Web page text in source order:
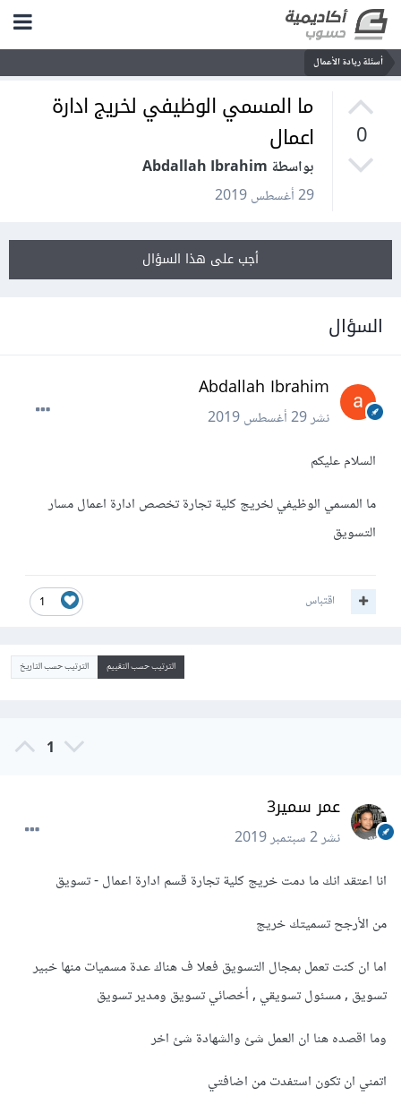
أسئلة ريادة الأعمال
0
ما المسمي الوظيفي لخريج ادارة
اعمال
بواسطة Abdallah Ibrahim
29 أغسطس 2019
أجب على هذا السؤال
السؤال
Abdallah Ibrahim
نشر29 أغسطس 2019
السلام عليكم
ما المسمي الوظيفي لخريج كلية تجارة تخصص ادارة اعمال مسار
التسويق
1 اقتباس
الترتيب حسب التقييم الترتيب حسب التاريخ
1
عمر سمير3
نشر2 سبتمبر 2019
انا اعتقد انك ما دمت خريج كلية تجارة قسم ادارة اعمال - تسويق
من الأرجح تسميتك خريج
اما ان كنت تعمل بمجال التسويق فعلا ف هناك عدة مسميات منها خبير
تسويق , مسئول تسويقي , أخصائي تسويق ومدير تسويق
وما اقصده هنا ان العمل شئ والشهادة شئ اخر
اتمني ان تكون استفدت من اضافتي